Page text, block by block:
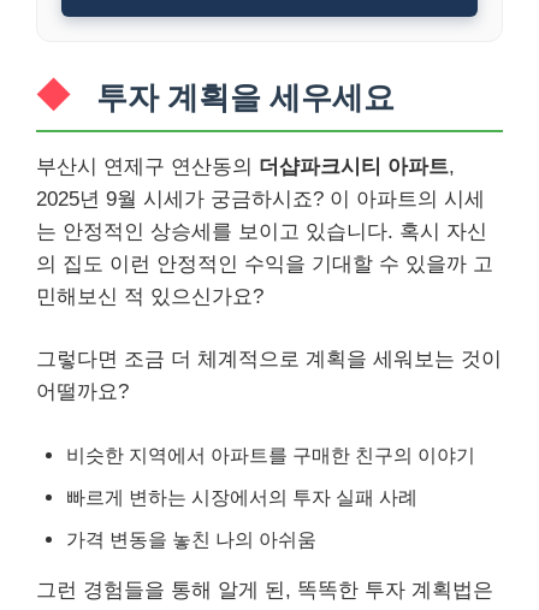
투자 계획을 세우세요
부산시 연제구 연산동의 더샵파크시티 아파트,
2025년 9월 시세가 궁금하시죠? 이 아파트의 시세
는 안정적인 상승세를 보이고 있습니다. 혹시 자신
의 집도 이런 안정적인 수익을 기대할 수 있을까 고
민해보신 적 있으신가요?
그렇다면 조금 더 체계적으로 계획을 세워보는 것이
어떨까요?
비슷한 지역에서 아파트를 구매한 친구의 이야기
빠르게 변하는 시장에서의 투자 실패 사례
가격 변동을 놓친 나의 아쉬움
그런 경험들을 통해 알게 된, 똑똑한 투자 계획법은